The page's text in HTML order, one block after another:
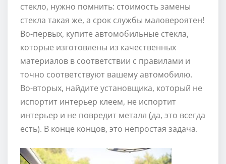
стекло, нужно помнить: стоимость замены
стекла такая же, а срок службы маловероятен!
Во-первых, купите автомобильные стекла,
которые изготовлены из качественных
материалов в соответствии с правилами и
точно соответствуют вашему автомобилю.
Во-вторых, найдите установщика, который не
испортит интерьер клеем, не испортит
интерьер и не повредит металл (да, это всегда
есть). В конце концов, это непростая задача.